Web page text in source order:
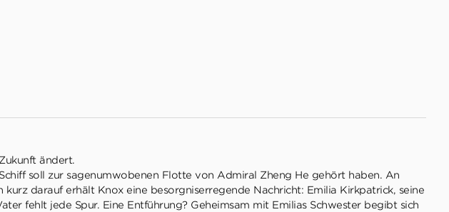
ändert.
soll zur sagenumwobenen Flotte von Admiral Zheng He gehört haben. An
darauf erhält Knox eine besorgniserregende Nachricht: Emilia Kirkpatrick, seine
fehlt jede Spur. Eine Entführung? Geheimsam mit Emilias Schwester begibt sich